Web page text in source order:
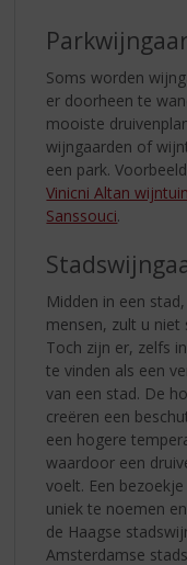
Soms worden
er doorheen te
mooiste
wijngaarden of
een park.
Vinicni Altan wijntuin
Sanssouci.
Midden in een
mensen, zult u niet
Toch zijn er, zelfs
te vinden als een
van een stad. De
creëren een
een hogere
waardoor een
voelt. Een
uniek te noemen
de Haagse
Amsterdamse